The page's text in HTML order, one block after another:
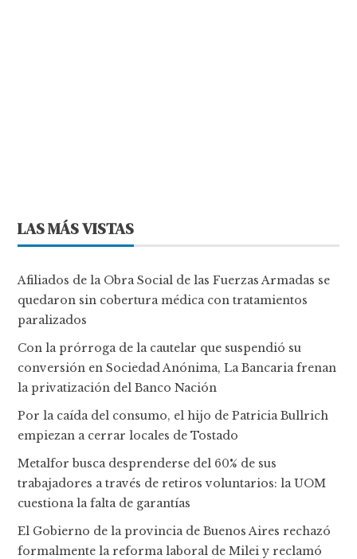
LAS MÁS VISTAS
Afiliados de la Obra Social de las Fuerzas Armadas se
quedaron sin cobertura médica con tratamientos
paralizados
Con la prórroga de la cautelar que suspendió su
conversión en Sociedad Anónima, La Bancaria frenan
la privatización del Banco Nación
Por la caída del consumo, el hijo de Patricia Bullrich
empiezan a cerrar locales de Tostado
Metalfor busca desprenderse del 60% de sus
trabajadores a través de retiros voluntarios: la UOM
cuestiona la falta de garantías
El Gobierno de la provincia de Buenos Aires rechazó
formalmente la reforma laboral de Milei y reclamó